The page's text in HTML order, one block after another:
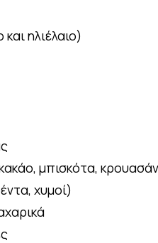
ηλιέλαιο)
μπισκότα,
χυμοί)